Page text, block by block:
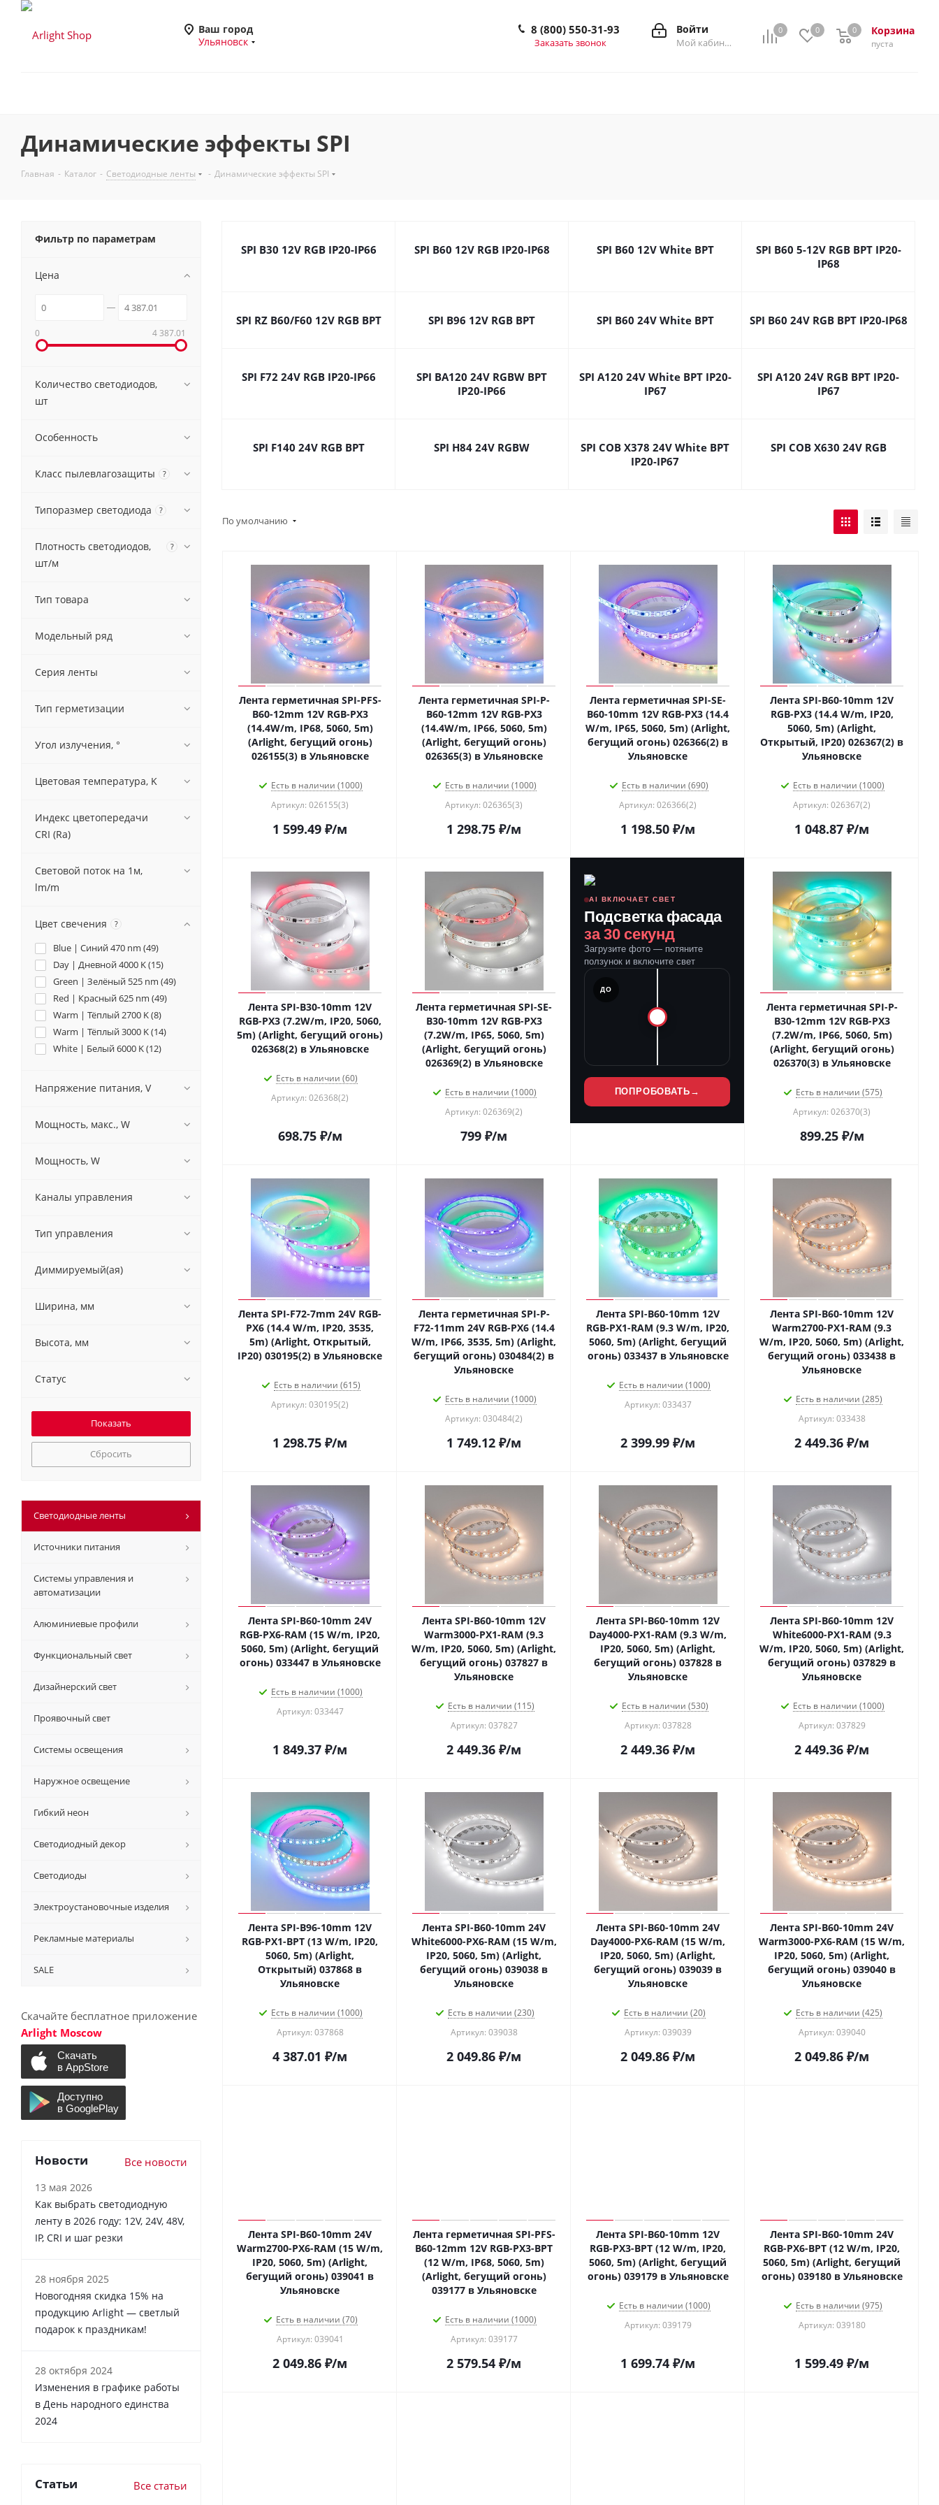
Ваш город
Ульяновск
0 0 Корзина
0
пуста
0
Войти
Мой кабинет
8 (800) 550-31-93
Заказать звонок
Динамические эффекты SPI
Главная - Каталог - Светодиодные ленты - Динамические эффекты SPI
SPI B30 12V RGB IP20-IP66 SPI B60 12V RGB IP20-IP68 SPI B60 12V White BPT
SPI B60 5-12V RGB BPT IP20-
IP68
SPI RZ B60/F60 12V RGB BPT SPI B96 12V RGB BPT SPI B60 24V White BPT SPI B60 24V RGB BPT IP20-IP68
SPI F72 24V RGB IP20-IP66
SPI BA120 24V RGBW BPT
IP20-IP66
SPI A120 24V White BPT IP20-
IP67
SPI A120 24V RGB BPT IP20-
IP67
SPI F140 24V RGB BPT SPI H84 24V RGBW
SPI COB X378 24V White BPT
IP20-IP67
SPI COB X630 24V RGB
По умолчанию
Лента герметичная SPI-PFS-
B60-12mm 12V RGB-PX3
(14.4W/m, IP68, 5060, 5m)
(Arlight, бегущий огонь)
026155(3) в Ульяновске
Есть в наличии (1000)
Артикул: 026155(3)
1 599.49 ₽/м
Лента герметичная SPI-P-
B60-12mm 12V RGB-PX3
(14.4W/m, IP66, 5060, 5m)
(Arlight, бегущий огонь)
026365(3) в Ульяновске
Есть в наличии (1000)
Артикул: 026365(3)
1 298.75 ₽/м
Лента герметичная SPI-SE-
B60-10mm 12V RGB-PX3 (14.4
W/m, IP65, 5060, 5m) (Arlight,
бегущий огонь) 026366(2) в
Ульяновске
Есть в наличии (690)
Артикул: 026366(2)
1 198.50 ₽/м
Лента SPI-B60-10mm 12V
RGB-PX3 (14.4 W/m, IP20,
5060, 5m) (Arlight,
Открытый, IP20) 026367(2) в
Ульяновске
Есть в наличии (1000)
Артикул: 026367(2)
1 048.87 ₽/м
Лента SPI-B30-10mm 12V
RGB-PX3 (7.2W/m, IP20, 5060,
5m) (Arlight, бегущий огонь)
026368(2) в Ульяновске
Есть в наличии (60)
Артикул: 026368(2)
698.75₽/м
Лента герметичная SPI-SE-
B30-10mm 12V RGB-PX3
(7.2W/m, IP65, 5060, 5m)
(Arlight, бегущий огонь)
026369(2) в Ульяновске
Есть в наличии (1000)
Артикул: 026369(2)
799 ₽/м
AI ВКЛЮЧАЕТ СВЕТ
Подсветка фасада
за 30 секунд
Загрузите фото — потяните
ползунок и включите свет
ДО
ПОСЛЕ
ПОПРОБОВАТЬ →
Лента герметичная SPI-P-
B30-12mm 12V RGB-PX3
(7.2W/m, IP66, 5060, 5m)
(Arlight, бегущий огонь)
026370(3) в Ульяновске
Есть в наличии (575)
Артикул: 026370(3)
899.25₽/м
Лента SPI-F72-7mm 24V RGB-
PX6 (14.4 W/m, IP20, 3535,
5m) (Arlight, Открытый,
IP20) 030195(2) в Ульяновске
Есть в наличии (615)
Артикул: 030195(2)
1 298.75 ₽/м
Лента герметичная SPI-P-
F72-11mm 24V RGB-PX6 (14.4
W/m, IP66, 3535, 5m) (Arlight,
бегущий огонь) 030484(2) в
Ульяновске
Есть в наличии (1000)
Артикул: 030484(2)
1 749.12 ₽/м
Лента SPI-B60-10mm 12V
RGB-PX1-RAM (9.3 W/m, IP20,
5060, 5m) (Arlight, бегущий
огонь) 033437 в Ульяновске
Есть в наличии (1000)
Артикул: 033437
2 399.99 ₽/м
Лента SPI-B60-10mm 12V
Warm2700-PX1-RAM (9.3
W/m, IP20, 5060, 5m) (Arlight,
бегущий огонь) 033438 в
Ульяновске
Есть в наличии (285)
Артикул: 033438
2 449.36 ₽/м
Лента SPI-B60-10mm 24V
RGB-PX6-RAM (15 W/m, IP20,
5060, 5m) (Arlight, бегущий
огонь) 033447 в Ульяновске
Есть в наличии (1000)
Артикул: 033447
1 849.37 ₽/м
Лента SPI-B60-10mm 12V
Warm3000-PX1-RAM (9.3
W/m, IP20, 5060, 5m) (Arlight,
бегущий огонь) 037827 в
Ульяновске
Есть в наличии (115)
Артикул: 037827
2 449.36 ₽/м
Лента SPI-B60-10mm 12V
Day4000-PX1-RAM (9.3 W/m,
IP20, 5060, 5m) (Arlight,
бегущий огонь) 037828 в
Ульяновске
Есть в наличии (530)
Артикул: 037828
2 449.36 ₽/м
Лента SPI-B60-10mm 12V
White6000-PX1-RAM (9.3
W/m, IP20, 5060, 5m) (Arlight,
бегущий огонь) 037829 в
Ульяновске
Есть в наличии (1000)
Артикул: 037829
2 449.36 ₽/м
Лента SPI-B96-10mm 12V
RGB-PX1-BPT (13 W/m, IP20,
5060, 5m) (Arlight,
Открытый) 037868 в
Ульяновске
Есть в наличии (1000)
Артикул: 037868
4 387.01 ₽/м
Лента SPI-B60-10mm 24V
White6000-PX6-RAM (15 W/m,
IP20, 5060, 5m) (Arlight,
бегущий огонь) 039038 в
Ульяновске
Есть в наличии (230)
Артикул: 039038
2 049.86 ₽/м
Лента SPI-B60-10mm 24V
Day4000-PX6-RAM (15 W/m,
IP20, 5060, 5m) (Arlight,
бегущий огонь) 039039 в
Ульяновске
Есть в наличии (20)
Артикул: 039039
2 049.86 ₽/м
Лента SPI-B60-10mm 24V
Warm3000-PX6-RAM (15 W/m,
IP20, 5060, 5m) (Arlight,
бегущий огонь) 039040 в
Ульяновске
Есть в наличии (425)
Артикул: 039040
2 049.86 ₽/м
Лента SPI-B60-10mm 24V
Warm2700-PX6-RAM (15 W/m,
IP20, 5060, 5m) (Arlight,
бегущий огонь) 039041 в
Ульяновске
Есть в наличии (70)
Артикул: 039041
2 049.86 ₽/м
Лента герметичная SPI-PFS-
B60-12mm 12V RGB-PX3-BPT
(12 W/m, IP68, 5060, 5m)
(Arlight, бегущий огонь)
039177 в Ульяновске
Есть в наличии (1000)
Артикул: 039177
2 579.54 ₽/м
Лента SPI-B60-10mm 12V
RGB-PX3-BPT (12 W/m, IP20,
5060, 5m) (Arlight, бегущий
огонь) 039179 в Ульяновске
Есть в наличии (1000)
Артикул: 039179
1 699.74 ₽/м
Лента SPI-B60-10mm 24V
RGB-PX6-BPT (12 W/m, IP20,
5060, 5m) (Arlight, бегущий
огонь) 039180 в Ульяновске
Есть в наличии (975)
Артикул: 039180
1 599.49 ₽/м
Фильтр по параметрам
Цена
0 4 387.01
Количество светодиодов,
шт
Особенность
Класс пылевлагозащиты ?
Типоразмер светодиода ?
Плотность светодиодов,
шт/м
?
Тип товара
Модельный ряд
Серия ленты
Тип герметизации
Угол излучения, °
Цветовая температура, K
Индекс цветопередачи
CRI (Ra)
Световой поток на 1м,
lm/m
Цвет свечения ?
Blue | Синий 470 nm (49)
Day | Дневной 4000 K (15)
Green | Зелёный 525 nm (49)
Red | Красный 625 nm (49)
Warm | Тёплый 2700 K (8)
Warm | Тёплый 3000 K (14)
White | Белый 6000 K (12)
Напряжение питания, V
Мощность, макс., W
Мощность, W
Каналы управления
Тип управления
Диммируемый(ая)
Ширина, мм
Высота, мм
Статус
Сбросить
Светодиодные ленты
Источники питания
Системы управления и
автоматизации
Алюминиевые профили
Функциональный свет
Дизайнерский свет
Проявочный свет
Системы освещения
Наружное освещение
Гибкий неон
Светодиодный декор
Светодиоды
Электроустановочные изделия
Рекламные материалы
SALE
Скачайте бесплатное приложение
Arlight Moscow
Новости Все новости
13 мая 2026
Как выбрать светодиодную
ленту в 2026 году: 12V, 24V, 48V,
IP, CRI и шаг резки
28 ноября 2025
Новогодняя скидка 15% на
продукцию Arlight — светлый
подарок к праздникам!
28 октября 2024
Изменения в графике работы
в День народного единства
2024
Статьи Все статьи